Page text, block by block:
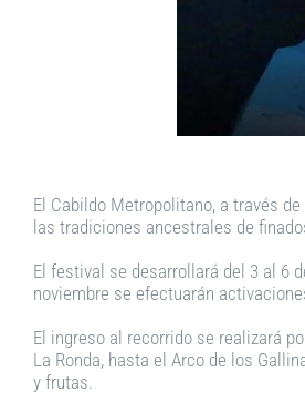
El Cabildo Metropolitano, a través
las tradiciones ancestrales de
El festival se desarrollará del 3 al 6
noviembre se efectuarán
El ingreso al recorrido se realizará
La Ronda, hasta el Arco de los
y frutas.